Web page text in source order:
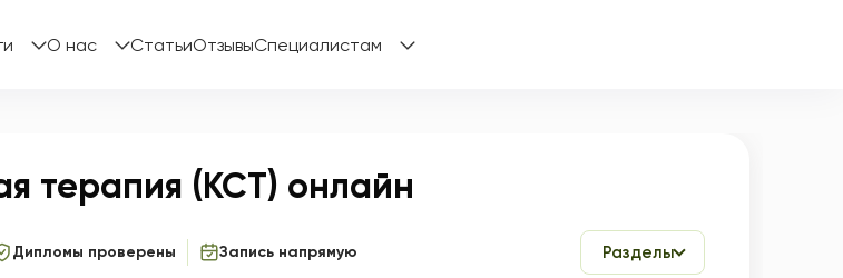
О нас СтатьиОтзывыСпециалистам
терапия (КСТ) онлайн
Дипломы проверены Запись напрямую Разделы